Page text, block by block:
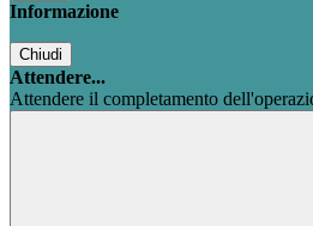
Informazione
Chiudi
Attendere...
Attendere il completamento